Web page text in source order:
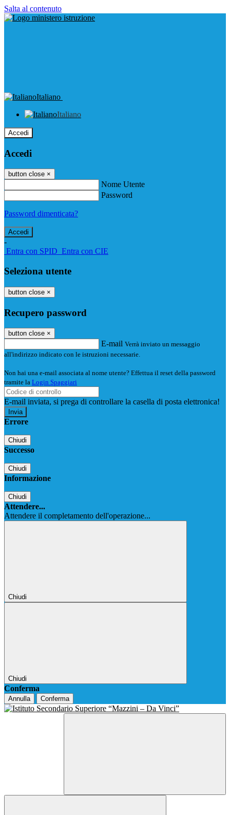
Salta al contenuto
Italiano
Italiano
Accedi
Accedi
button close ×
Nome Utente
Password
Password dimenticata?
-
Entra con SPID Entra con CIE
Seleziona utente
button close ×
Recupero password
button close ×
E-mail Verrà inviato un messaggio
all'indirizzo indicato con le istruzioni necessarie.
Non hai una e-mail associata al nome utente? Effettua il reset della password
tramite la Login Spaggiari
E-mail inviata, si prega di controllare la casella di posta elettronica!
Errore
Chiudi
Successo
Chiudi
Informazione
Chiudi
Attendere...
Attendere il completamento dell'operazione...
Chiudi
Chiudi
Conferma
Annulla Conferma